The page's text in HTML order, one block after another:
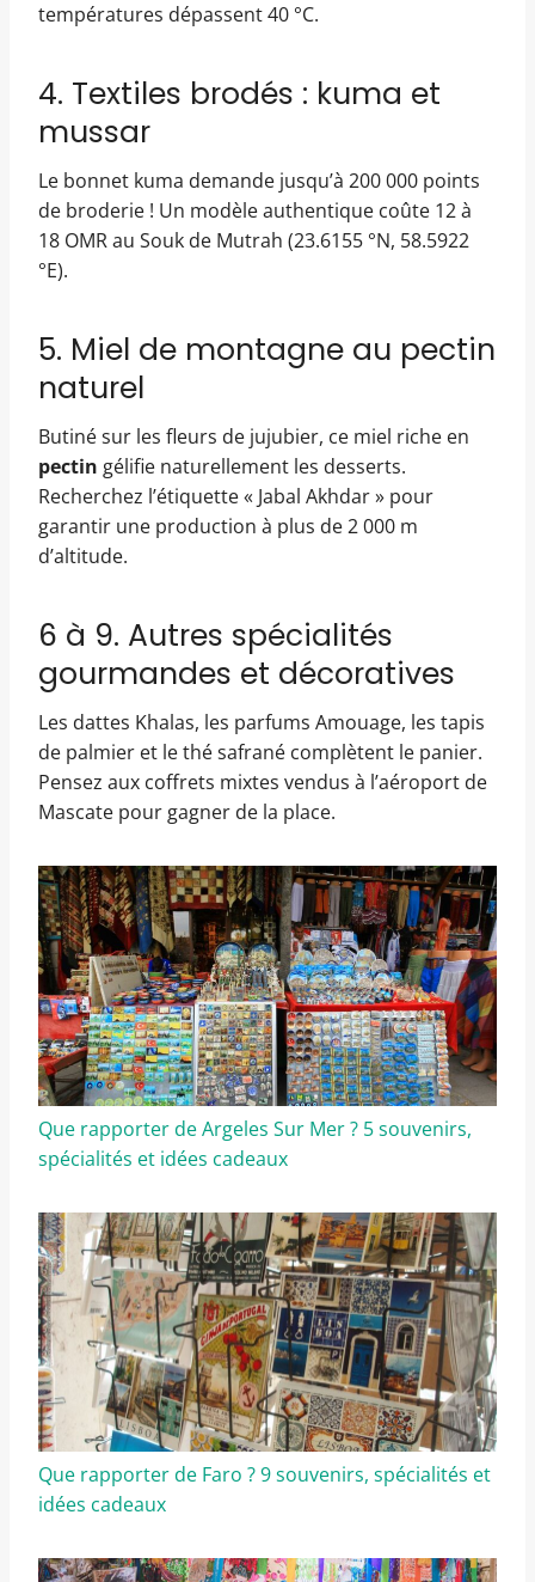
températures dépassent 40 °C.
4. Textiles brodés : kuma et
mussar
Le bonnet kuma demande jusqu’à 200 000 points
de broderie ! Un modèle authentique coûte 12 à
18 OMR au Souk de Mutrah (23.6155 °N, 58.5922
°E).
5. Miel de montagne au pectin
naturel
Butiné sur les fleurs de jujubier, ce miel riche en
pectin gélifie naturellement les desserts.
Recherchez l’étiquette « Jabal Akhdar » pour
garantir une production à plus de 2 000 m
d’altitude.
6 à 9. Autres spécialités
gourmandes et décoratives
Les dattes Khalas, les parfums Amouage, les tapis
de palmier et le thé safrané complètent le panier.
Pensez aux coffrets mixtes vendus à l’aéroport de
Mascate pour gagner de la place.
Que rapporter de Argeles Sur Mer ? 5 souvenirs,
spécialités et idées cadeaux
Que rapporter de Faro ? 9 souvenirs, spécialités et
idées cadeaux